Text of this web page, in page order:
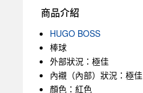
商品介紹
HUGO BOSS
棒球
外部狀況：極佳
內襯（內部）狀況：極佳
顏色：紅色